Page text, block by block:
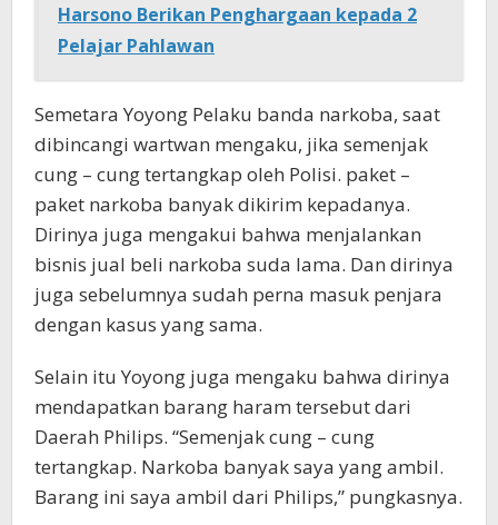
Harsono Berikan Penghargaan kepada 2
Pelajar Pahlawan
Semetara Yoyong Pelaku banda narkoba, saat
dibincangi wartwan mengaku, jika semenjak
cung – cung tertangkap oleh Polisi. paket –
paket narkoba banyak dikirim kepadanya.
Dirinya juga mengakui bahwa menjalankan
bisnis jual beli narkoba suda lama. Dan dirinya
juga sebelumnya sudah perna masuk penjara
dengan kasus yang sama.
Selain itu Yoyong juga mengaku bahwa dirinya
mendapatkan barang haram tersebut dari
Daerah Philips. “Semenjak cung – cung
tertangkap. Narkoba banyak saya yang ambil.
Barang ini saya ambil dari Philips,” pungkasnya.